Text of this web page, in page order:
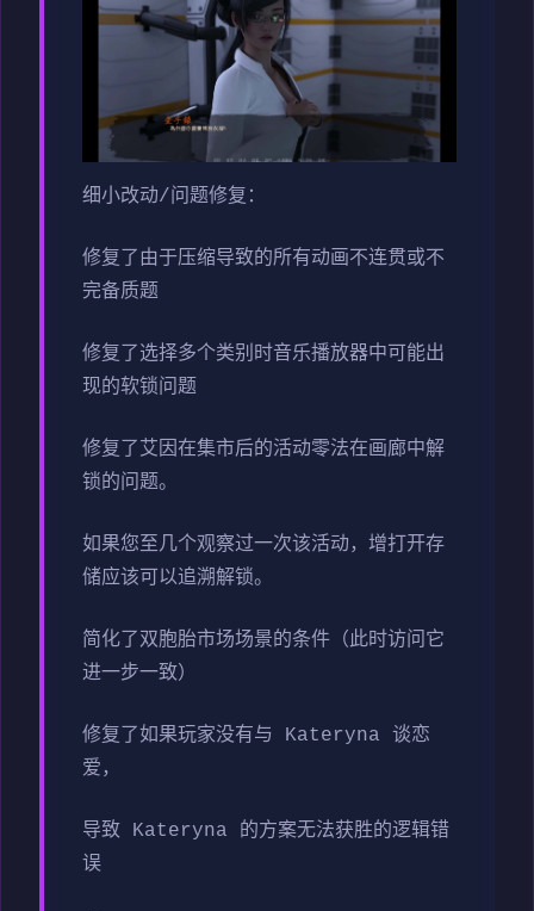
细小改动/问题修复：
修复了由于压缩导致的所有动画不连贯或不
完备质题
修复了选择多个类别时音乐播放器中可能出
现的软锁问题
修复了艾因在集市后的活动零法在画廊中解
锁的问题。
如果您至几个观察过一次该活动，增打开存
储应该可以追溯解锁。
简化了双胞胎市场场景的条件（此时访问它
进一步一致）
修复了如果玩家没有与 Kateryna 谈恋
爱，
导致 Kateryna 的方案无法获胜的逻辑错
误